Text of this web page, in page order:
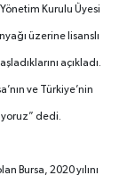
Yönetim Kurulu Üyesi
üzerine lisanslı
açıkladı.
ve Türkiye’nin
dedi.
Bursa, 2020 yılını